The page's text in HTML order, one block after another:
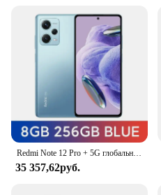
Redmi Note 12 Pro + 5G глобальная версия Dimensity 1080 200MP OIS Camera 120Hz 6,67 "FHD + Flow 5000mAh б/у телефон
35 357,62руб.